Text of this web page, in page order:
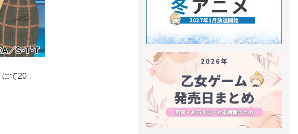
にて20